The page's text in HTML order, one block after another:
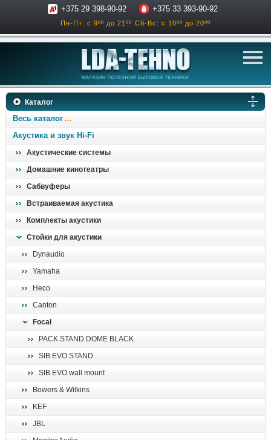
+375 29 398-90-92 +375 33 393-90-92
Пн-Пт: с 9ºº до 21ºº Сб-Вс: с 10ºº до 20ºº
телевизоры
ресиверы, усилители
проигрыватели
дом, сад, стройка
Каталог
Весь каталог
Акустика и звук Hi-Fi
Акустические системы
Домашние кинотеатры
Сабвуферы
Встраиваемая акустика
Комплекты акустики
Стойки для акустики
Dynaudio
Yamaha
Heco
Canton
Focal
PACK STAND DOME BLACK
SIB EVO STAND
SIB EVO wall mount
Bowers & Wilkins
KEF
JBL